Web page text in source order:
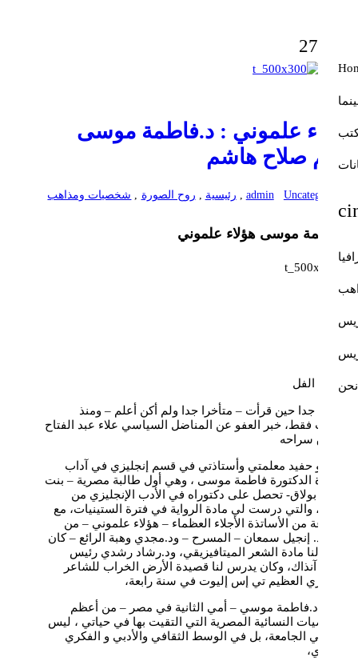
27
2025
هؤلاء علموني : د.فاطمة موسى
بقلم صلاح هاشم
admin Uncategorized رئيسية روح الصورة
شخصيات ومذاهب
0
د.فاطمة موسى هؤلاء علموني
ياصباح الفل
سعدت جدا حين قرأت – متأخرا جدا ولم أكن أعلم – ومنذ
لحظات فقط، خبر العفو عن المناضل السياسي علاء عبد الفتاح
وإطلاق سراحه
علاء هو حفيد معلمتي وأستاذتي في قسم إنجليزي في آداب
القاهرة الدكتورة فاطمة موسى ، وهي أول طالبة مصرية – بنت
بلد من بولاق- تحصل على دكتوراه في الأدب الإنجليزي من
إنجلترا، والتي درست لي مادة الرواية في فترة الستينيات، مع
مجموعة من الأساتذة الأجلاء العظماء – هؤلاء علموني – من
أمثال د. إنجيل سمعان – المسرح – ود.مجدي وهبة الرائع – كان
يدرس لنا مادة الشعر الميتافيزيقي، ود.رشاد رشدي رئيس
القسم آنذاك، وكان يدرس لنا قصيدة الأرض الخراب للشاعر
الانجليزي العظيم تي إس إليوت في سنة رابعة،
وكانت د.فاطمة موسي – أمي الثانية في مصر – من أعظم
الشخصيات النسائية المصرية التي التقيت بها في حياتي ، ليس
فقط في الجامعة، بل في الوسط الثقافي والأدبي و الفكري
المصري،